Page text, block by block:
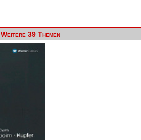
Weitere 39 Themen